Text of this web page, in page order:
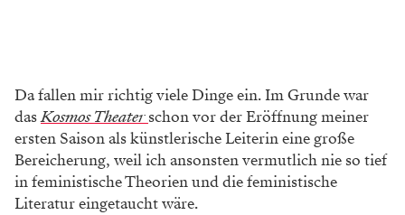
Da fallen mir richtig viele Dinge ein. Im Grunde war
dasKosmos Theaterschon vor der Eröffnung meiner
ersten Saison als künstlerische Leiterin eine große
Bereicherung, weil ich ansonsten vermutlich nie so tief
in feministische Theorien und die feministische
Literatur eingetaucht wäre.